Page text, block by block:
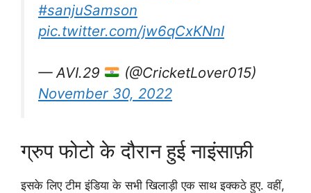
#sanjuSamson
pic.twitter.com/jw6qCxKNnI
— AVI.29
(@CricketLover015)
November 30, 2022
ग्रुप फोटो के दौरान हुई नाइंसाफ़ी
इसके लिए टीम इंडिया के सभी खिलाड़ी एक साथ इक्कठे हुए. वहीं,